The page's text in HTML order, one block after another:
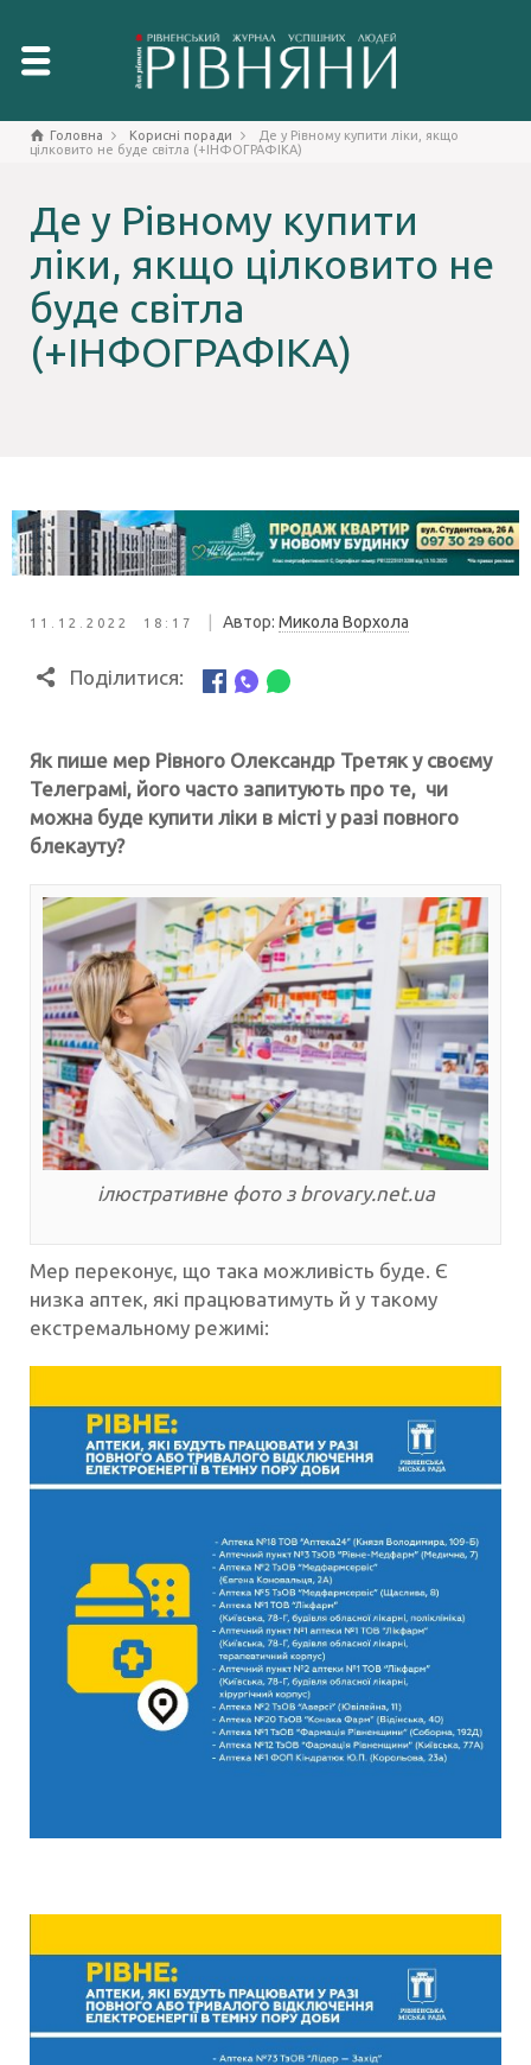
Головна Корисні поради
Де у Рівному купити ліки, якщо
цілковито не буде світла (+ІНФОГРАФІКА)
Де у Рівному купити
ліки, якщо цілковито не
буде світла
(+ІНФОГРАФІКА)
11.12.2022 18:17 Автор: Микола Ворхола
Поділитися:
Як пише мер Рівного Олександр Третяк у своєму
Телеграмі, його часто запитують про те, чи
можна буде купити ліки в місті у разі повного
блекауту?
ілюстративне фото з brovary.net.ua
Мер переконує, що така можливість буде. Є
низка аптек, які працюватимуть й у такому
екстремальному режимі: